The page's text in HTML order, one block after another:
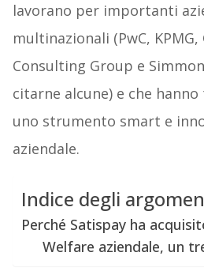
lavorano per importanti
multinazionali (PwC,
Consulting Group e
citarne alcune) e che
uno strumento smart e
aziendale.
Indice degli
Perché Satispay ha
Welfare aziendale, un